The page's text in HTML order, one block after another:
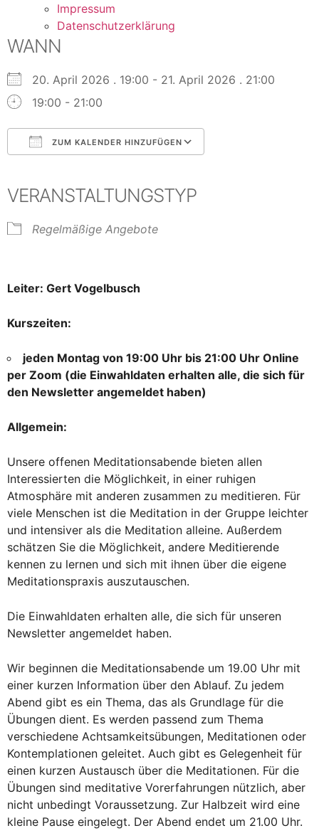
Impressum
Datenschutzerklärung
WANN
20. April 2026 . 19:00 - 21. April 2026 . 21:00
19:00 - 21:00
ZUM KALENDER HINZUFÜGEN
VERANSTALTUNGSTYP
Regelmäßige Angebote
Leiter: Gert Vogelbusch
Kurszeiten:
jeden Montag von 19:00 Uhr bis 21:00 Uhr Online
per Zoom (die Einwahldaten erhalten alle, die sich für
den Newsletter angemeldet haben)
Allgemein:
Unsere offenen Meditationsabende bieten allen
Interessierten die Möglichkeit, in einer ruhigen
Atmosphäre mit anderen zusammen zu meditieren. Für
viele Menschen ist die Meditation in der Gruppe leichter
und intensiver als die Meditation alleine. Außerdem
schätzen Sie die Möglichkeit, andere Meditierende
kennen zu lernen und sich mit ihnen über die eigene
Meditationspraxis auszutauschen.
Die Einwahldaten erhalten alle, die sich für unseren
Newsletter angemeldet haben.
Wir beginnen die Meditationsabende um 19.00 Uhr mit
einer kurzen Information über den Ablauf. Zu jedem
Abend gibt es ein Thema, das als Grundlage für die
Übungen dient. Es werden passend zum Thema
verschiedene Achtsamkeitsübungen, Meditationen oder
Kontemplationen geleitet. Auch gibt es Gelegenheit für
einen kurzen Austausch über die Meditationen. Für die
Übungen sind meditative Vorerfahrungen nützlich, aber
nicht unbedingt Voraussetzung. Zur Halbzeit wird eine
kleine Pause eingelegt. Der Abend endet um 21.00 Uhr.